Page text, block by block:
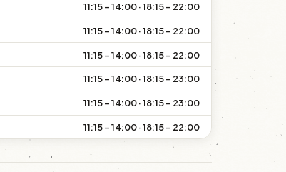
11:15 – 14:00 · 18:15 – 22:00
11:15 – 14:00 · 18:15 – 22:00
11:15 – 14:00 · 18:15 – 22:00
11:15 – 14:00 · 18:15 – 23:00
11:15 – 14:00 · 18:15 – 23:00
11:15 – 14:00 · 18:15 – 22:00